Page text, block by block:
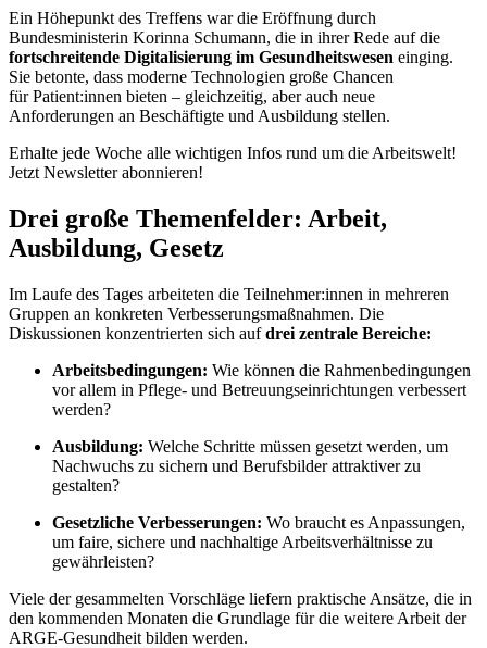
Ein Höhepunkt des Treffens war die Eröffnung durch
Bundesministerin Korinna Schumann, die in ihrer Rede auf die
fortschreitende Digitalisierung im Gesundheitswesen einging.
Sie betonte, dass moderne Technologien große Chancen
fürPatient:innen bieten – gleichzeitig, aber auch neue
Anforderungen an Beschäftigte und Ausbildung stellen.
Erhalte jede Woche alle wichtigen Infos rund um die Arbeitswelt!
Jetzt Newsletter abonnieren!
Drei große Themenfelder: Arbeit,
Ausbildung, Gesetz
Im Laufe des Tages arbeiteten die Teilnehmer:innen in mehreren
Gruppen an konkreten Verbesserungsmaßnahmen. Die
Diskussionen konzentrierten sich aufdrei zentrale Bereiche:
Arbeitsbedingungen: Wie können die Rahmenbedingungen
vor allem in Pflege- und Betreuungseinrichtungen verbessert
werden?
Ausbildung: Welche Schritte müssen gesetzt werden, um
Nachwuchs zu sichern und Berufsbilder attraktiver zu
gestalten?
Gesetzliche Verbesserungen: Wo braucht es Anpassungen,
um faire, sichere und nachhaltige Arbeitsverhältnisse zu
gewährleisten?
Viele der gesammelten Vorschläge liefern praktische Ansätze, die in
den kommenden Monaten die Grundlage für die weitere Arbeit der
ARGE-Gesundheit bilden werden.